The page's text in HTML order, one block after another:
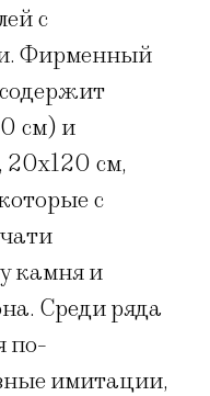
с
Фирменный
см) и
20х120 см,
с
камня и
Среди ряда
по-
имитации,